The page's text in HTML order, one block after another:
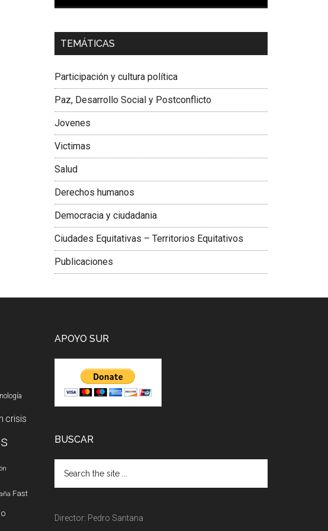
Dra. Carolina Corcho Mejía,
Latinoamericana Sur, Vicepresidenta Federación
TEMÁTICAS
Participación y cultura política
Paz, Desarrollo Social y Postconflicto
Jovenes
Victimas
Salud
Derechos humanos
Democracia y ciudadania
Ciudades Equitativas – Territorios Equitativos
Publicaciones
crisis
Fast
APOYO SUR
BUSCAR
Director: Pedro Santana